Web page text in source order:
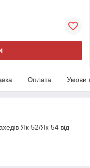
Оплата Умови
Як-52/Як-54 від